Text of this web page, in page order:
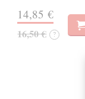
14,85 €
16,50 € ?